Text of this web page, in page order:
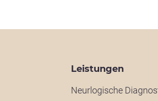
Leistungen
Neurlogische